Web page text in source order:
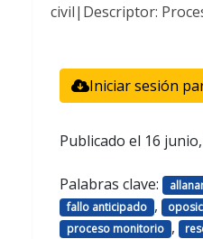
civil|Descriptor:
Iniciar sesión
Publicado el 16
Palabras clave:
fallo anticipado ,
proceso monitorio ,